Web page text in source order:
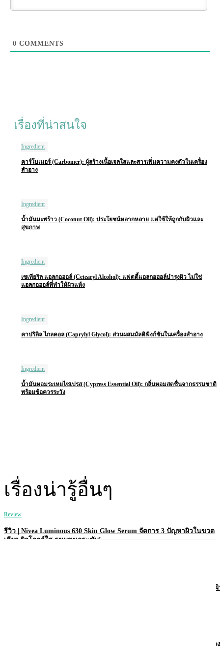
0 COMMENTS
เรื่องที่น่าสนใจ
Ingredient
คาร์โบเมอร์ (Carbomer): ผู้สร้างเนื้อเจลใสและสารเพิ่มความคงตัวในเครื่อง
สำอาง
Ingredient
น้ำมันมะพร้าว (Coconut Oil): ประโยชน์หลากหลาย แต่ใช้ให้ถูกกับผิวและ
สุขภาพ
Ingredient
เซเทียริล แอลกอฮอล์ (Cetearyl Alcohol): แฟตตี้แอลกอฮอล์บำรุงผิว ไม่ใช่
แอลกอฮอล์ที่ทำให้ผิวแห้ง
Ingredient
คาปริลิล ไกลคอล (Caprylyl Glycol): ส่วนผสมมัลติฟังก์ชันในเครื่องสำอาง
Ingredient
น้ำมันหอมระเหยไซเปรส (Cypress Essential Oil): กลิ่นหอมสดชื่นจากธรรมชาติ
พร้อมข้อควรระวัง
เรื่องน่ารู้อื่นๆ
Review
รีวิว | Nivea Luminous 630 Skin Glow Serum จัดการ 3 ปัญหาผิวในขวด
เดียว ผิวโกลว์ใส รูขุมขนกระชับ!
รีวิว | Nivea Derma Control Defend โรลออนคุมเหงื่อ 72 ชม. พร้อมบำรุงผิ
รีวิว | Vaseline Pro Derma Transition โลชั่นเพื่อผิวบอบบาง แพ้ง่าย ในช่วง